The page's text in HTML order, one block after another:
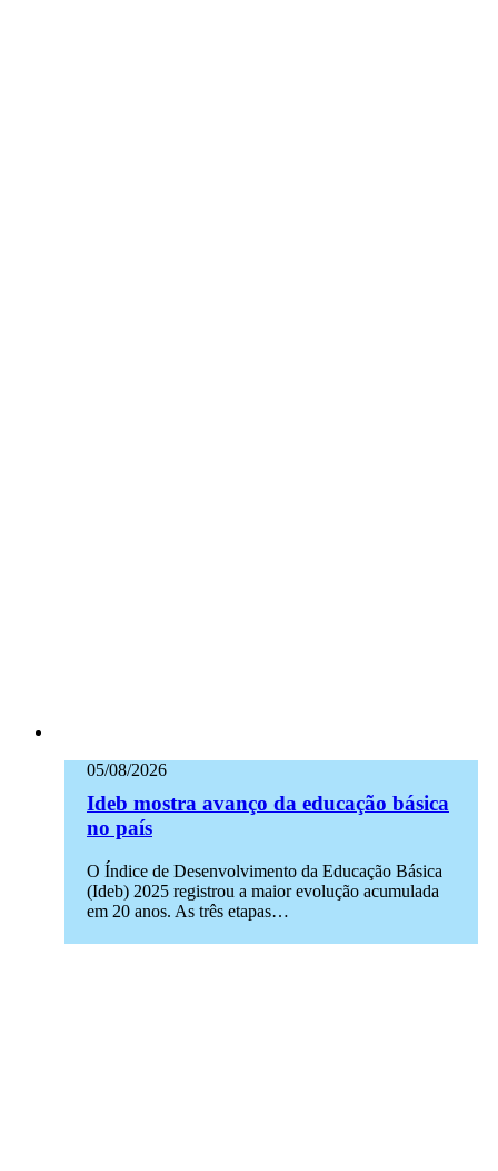
05/08/2026
Ideb mostra avanço da educação básica
no país
O Índice de Desenvolvimento da Educação Básica
(Ideb) 2025 registrou a maior evolução acumulada
em 20 anos. As três etapas…